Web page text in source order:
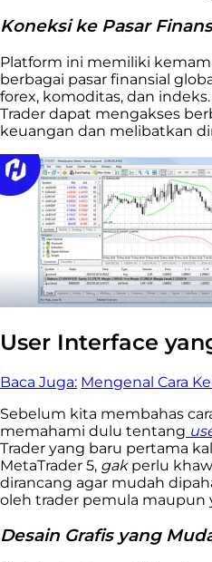
Koneksi ke Pasar
Platform ini memiliki
berbagai pasar finansial
forex, komoditas, dan
Trader dapat mengakses
keuangan dan melibatkan
User Interface
Baca Juga: Mengenal Cara
Sebelum kita membahas
memahami dulu tentang
Trader yang baru pertama
MetaTrader 5, gakperlu
dirancang agar mudah
oleh trader pemula maupun
Desain Grafis yang